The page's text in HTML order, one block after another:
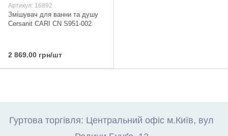
Артикул: 16892
Змішувач для ванни та душу
Cersanit CARI CN S951-002
2 869.00 грн/шт
Гуртова торгівля: Центральний офіс м.Київ, вул